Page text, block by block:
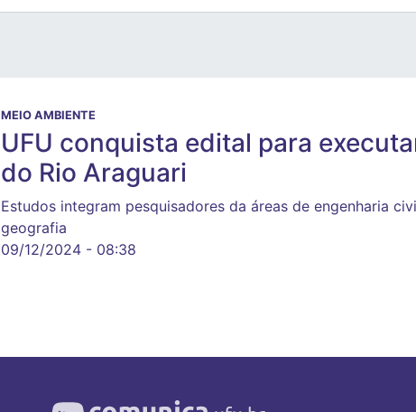
MEIO AMBIENTE
UFU conquista edital para
do Rio Araguari
Estudos integram pesquisadores da áreas de engenharia
geografia
09/12/2024 - 08:38